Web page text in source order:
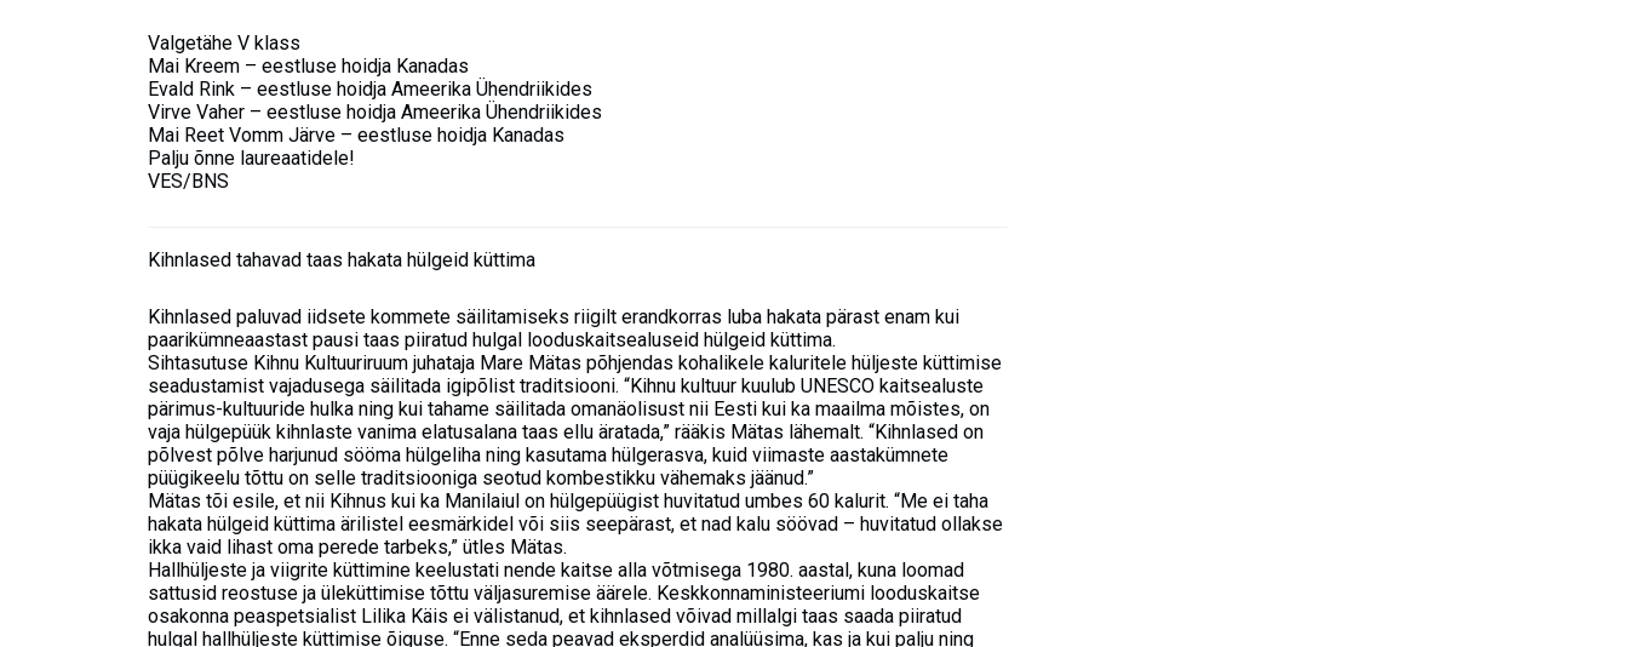
Valgetähe V klass
Mai Kreem – eestluse hoidja Kanadas
Evald Rink – eestluse hoidja Ameerika Ühendriikides
Virve Vaher – eestluse hoidja Ameerika Ühendriikides
Mai Reet Vomm Järve – eestluse hoidja Kanadas
Palju õnne laureaatidele!
VES/BNS
Kihnlased tahavad taas hakata hülgeid küttima
Kihnlased paluvad iidsete kommete säilitamiseks riigilt erandkorras luba hakata pärast enam kui
paarikümneaastast pausi taas piiratud hulgal looduskaitsealuseid hülgeid küttima.
Sihtasutuse Kihnu Kultuuriruum juhataja Mare Mätas põhjendas kohalikele kaluritele hüljeste küttimise
seadustamist vajadusega säilitada igipõlist traditsiooni. “Kihnu kultuur kuulub UNESCO kaitsealuste
pärimus-kultuuride hulka ning kui tahame säilitada omanäolisust nii Eesti kui ka maailma mõistes, on
vaja hülgepüük kihnlaste vanima elatusalana taas ellu äratada,” rääkis Mätas lähemalt. “Kihnlased on
põlvest põlve harjunud sööma hülgeliha ning kasutama hülgerasva, kuid viimaste aastakümnete
püügikeelu tõttu on selle traditsiooniga seotud kombestikku vähemaks jäänud.”
Mätas tõi esile, et nii Kihnus kui ka Manilaiul on hülgepüügist huvitatud umbes 60 kalurit. “Me ei taha
hakata hülgeid küttima ärilistel eesmärkidel või siis seepärast, et nad kalu söövad – huvitatud ollakse
ikka vaid lihast oma perede tarbeks,” ütles Mätas.
Hallhüljeste ja viigrite küttimine keelustati nende kaitse alla võtmisega 1980. aastal, kuna loomad
sattusid reostuse ja üleküttimise tõttu väljasuremise äärele. Keskkonnaministeeriumi looduskaitse
osakonna peaspetsialist Lilika Käis ei välistanud, et kihnlased võivad millalgi taas saada piiratud
hulgal hallhüljeste küttimise õiguse. “Enne seda peavad eksperdid analüüsima, kas ja kui palju ning